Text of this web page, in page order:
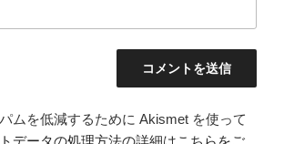
ムを低減するために Akismet を使って
データの処理方法の詳細はこちらをご